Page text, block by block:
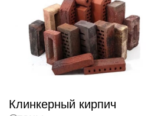
Клинкерный кирпич